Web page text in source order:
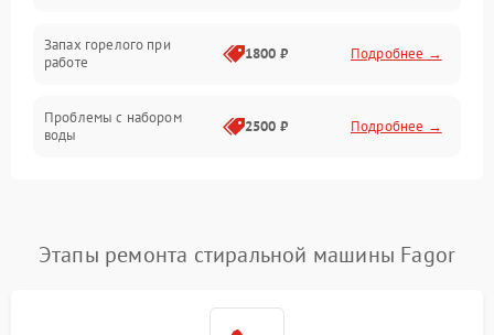
Запах горелого при
работе
1800 ₽ Подробнее →
Проблемы с набором
воды
2500 ₽ Подробнее →
Замена платы управления Подробнее →
Этапы ремонта стиральной машины Fagor